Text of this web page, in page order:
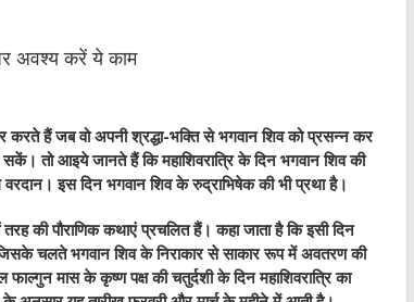
अवश्य करें ये काम
हैं जब वो अपनी श्रद्धा-भक्ति से भगवान शिव को प्रसन्न कर
तो आइये जानते हैं कि महाशिवरात्रि के दिन भगवान शिव की
इस दिन भगवान शिव के रुद्राभिषेक की भी प्रथा है।
की पौराणिक कथाएं प्रचलित हैं। कहा जाता है कि इसी दिन
चलते भगवान शिव के निराकार से साकार रूप में अवतरण की
मास के कृष्ण पक्ष की चतुर्दशी के दिन महाशिवरात्रि का